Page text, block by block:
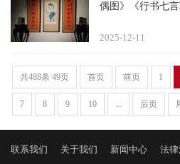
偶图》《行书七
11
2025-12
共488条 49页 首页 前页 1
7 8 9 10 ... 后页
联系我们 关于我们 新闻中心 法